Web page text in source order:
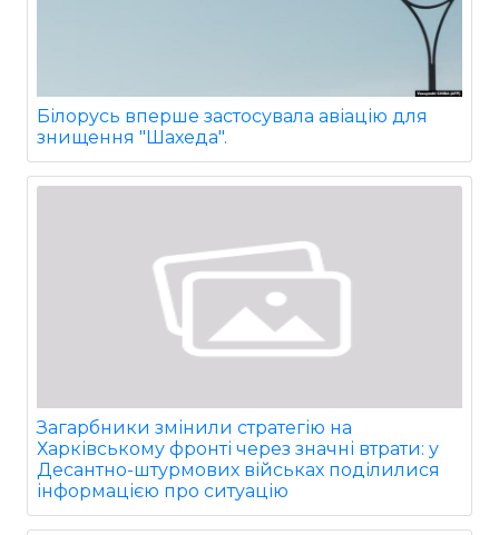
Білорусь вперше застосувала авіацію для
знищення "Шахеда".
Загарбники змінили стратегію на
Харківському фронті через значні втрати: у
Десантно-штурмових військах поділилися
інформацією про ситуацію